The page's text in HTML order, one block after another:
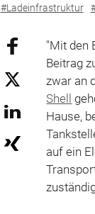
#Ladeinfrastruktur
"Mit den
Beitrag
zwar an
Shell
Hause,
auf ein